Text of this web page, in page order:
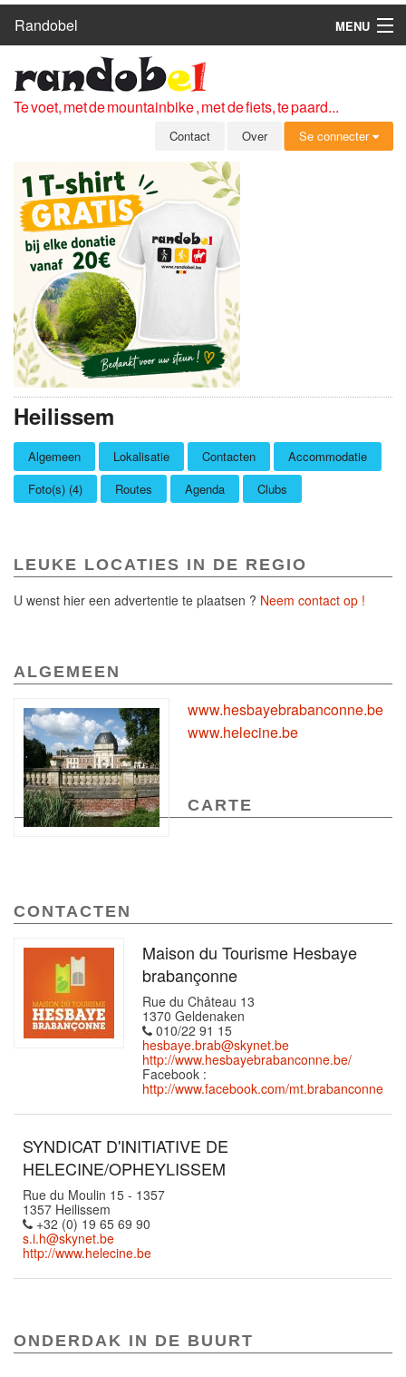
Randobel
MENU
ROUTES
CLUBS
OVER
LEDEN
ZICH AANMELDEN
GRATIS REGISTRATIE
WACHTWOORD VERGETEN
Te voet, met de mountainbike , met de fiets, te paard...
Contact Over Se connecter
Heilissem
Algemeen Lokalisatie Contacten
Accommodatie
Foto(s) (4)
Routes Agenda Clubs
LEUKE LOCATIES IN DE REGIO
U wenst hier een advertentie te plaatsen ? Neem contact op !
ALGEMEEN
www.hesbayebrabanconne.be
www.helecine.be
CARTE
CONTACTEN
Maison du Tourisme Hesbaye
brabançonne
Rue du Château 13
1370 Geldenaken
010/22 91 15
hesbaye.brab@skynet.be
http://www.hesbayebrabanconne.be/
Facebook :
http://www.facebook.com/mt.brabanconne
SYNDICAT D'INITIATIVE DE
HELECINE/OPHEYLISSEM
Rue du Moulin 15 - 1357
1357 Heilissem
+32 (0) 19 65 69 90
s.i.h@skynet.be
http://www.helecine.be
ONDERDAK IN DE BUURT